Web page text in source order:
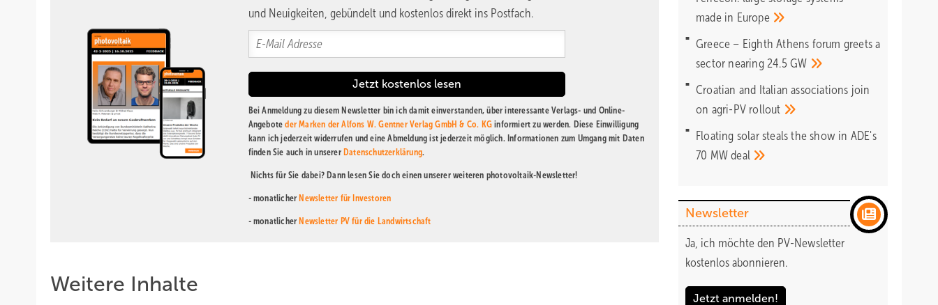
und Neuigkeiten, gebündelt und kostenlos direkt ins Postfach.
Bei Anmeldung zu diesem Newsletter bin ich damit einverstanden, über interessante Verlags- und Online-
Angeboteder Marken der Alfons W. Gentner Verlag GmbH & Co. KG informiert zu werden. Diese Einwilligung
kann ich jederzeit widerrufen und eine Abmeldung ist jederzeit möglich. Informationen zum Umgang mit Daten
finden Sie auch in unserer Datenschutzerklärung.
Nichts für Sie dabei? Dann lesen Sie doch einen unserer weiteren photovoltaik-Newsletter!
- monatlicher Newsletter für Investoren
- monatlicher Newsletter PV für die Landwirtschaft
Weitere Inhalte
made in Europe
Greece – Eighth Athens forum greets a
sector nearing 24.5 GW
Croatian and Italian associations join
on agri-PV rollout
Floating solar steals the show in ADE's
70 MWdeal
Newsletter
Ja, ich möchte den PV-Newsletter
kostenlos abonnieren.
Jetzt anmelden!